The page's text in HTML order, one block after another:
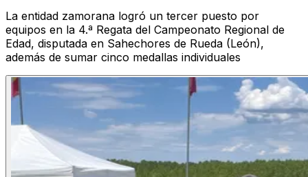
La entidad zamorana logró un tercer puesto por
equipos en la 4.ª Regata del Campeonato Regional de
Edad, disputada en Sahechores de Rueda (León),
además de sumar cinco medallas individuales